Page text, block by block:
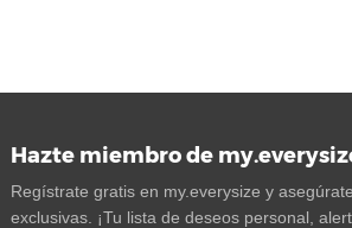
Hazte miembro de
Regístrate gratis en my.everysize y
exclusivas. ¡Tu lista de deseos personal,